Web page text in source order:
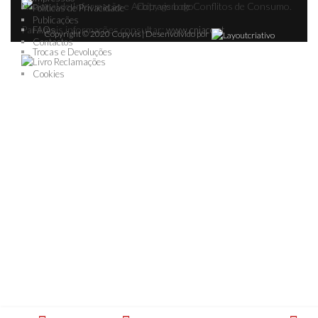
Publicações
Contactos
Políticas de Privacidade
FAQs
Trocas e Devoluções
Cookies
Nacional de Informação e Arbitragem de Conflitos de Consumo.
Para mais informações consultar:www.cniacc.pt
Copyright © 2020 Copyvis | Desenvolvido por